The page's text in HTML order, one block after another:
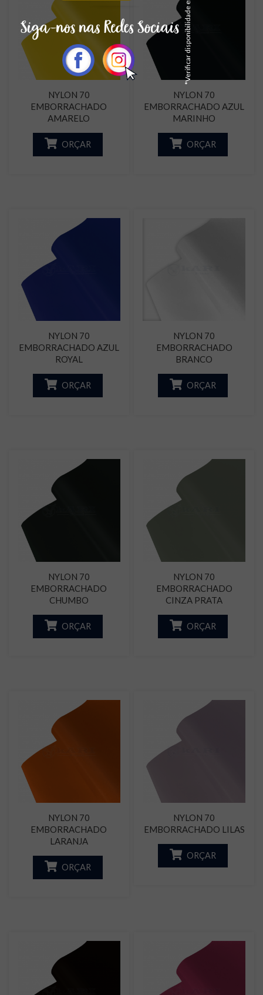
NYLON 70
EMBORRACHADO
AMARELO
ORÇAR
NYLON 70
EMBORRACHADO AZUL
MARINHO
ORÇAR
NYLON 70
EMBORRACHADO AZUL
ROYAL
ORÇAR
NYLON 70
EMBORRACHADO
BRANCO
ORÇAR
NYLON 70
EMBORRACHADO
CHUMBO
ORÇAR
NYLON 70
EMBORRACHADO
CINZA PRATA
ORÇAR
NYLON 70
EMBORRACHADO
LARANJA
ORÇAR
NYLON 70
EMBORRACHADO LILAS
ORÇAR
*Verificar disponibilidade em estoque